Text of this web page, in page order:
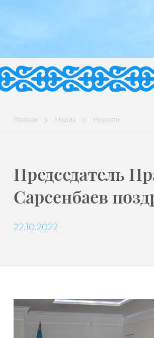
Главная Медиа Новости
Председатель
Сарсенбаев
22.10.2022